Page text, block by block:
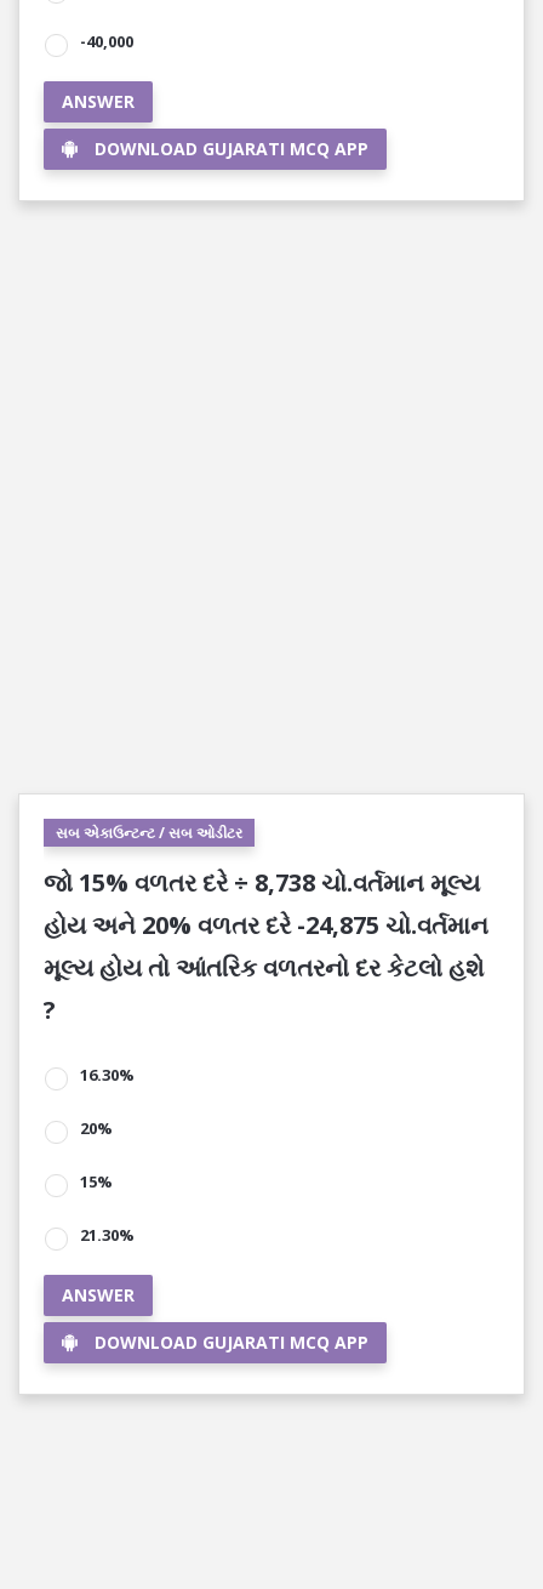
-40,000
ANSWER
DOWNLOAD GUJARATI MCQ APP
સબ એકાઉન્ટન્ટ / સબ ઓડીટર
જો 15% વળતર દરે ÷ 8,738 ચો.વર્તમાન મૂલ્ય
હોય અને 20% વળતર દરે -24,875 ચો.વર્તમાન
મૂલ્ય હોય તો આંતરિક વળતરનો દર કેટલો હશે
?
16.30%
20%
15%
21.30%
ANSWER
DOWNLOAD GUJARATI MCQ APP